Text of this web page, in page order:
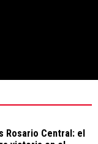
Rosario Central: el